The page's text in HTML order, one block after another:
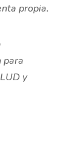
propia.
para
y